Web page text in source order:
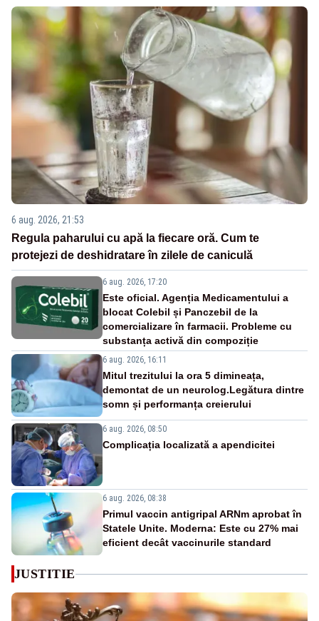
6 aug. 2026, 21:53
Regula paharului cu apă la fiecare oră. Cum te
protejezi de deshidratare în zilele de caniculă
6 aug. 2026, 17:20
Este oficial. Agenția Medicamentului a
blocat Colebil și Panczebil de la
comercializare în farmacii. Probleme cu
substanța activă din compoziție
6 aug. 2026, 16:11
Mitul trezitului la ora 5 dimineața,
demontat de un neurolog.Legătura dintre
somn și performanța creierului
6 aug. 2026, 08:50
Complicația localizată a apendicitei
6 aug. 2026, 08:38
Primul vaccin antigripal ARNm aprobat în
Statele Unite. Moderna: Este cu 27% mai
eficient decât vaccinurile standard
JUSTITIE